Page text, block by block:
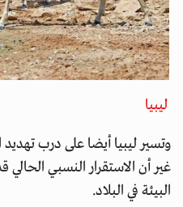
ليبيا
غير أن الاستقرار النسبي
البيئة في البلاد.